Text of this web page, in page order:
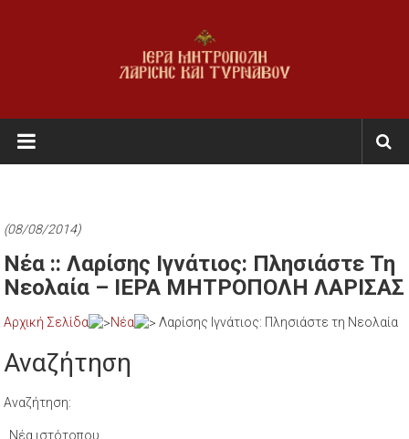
Ι.Μ.
Λαρίσης
Τυρνάβου
Εκκλησία
της
Ελλάδος
(08/08/2014)
Νέα :: Λαρίσης Ιγνάτιος: Πλησιάστε Τη
Νεολαία – ΙΕΡΑ ΜΗΤΡΟΠΟΛΗ ΛΑΡΙΣΑΣ
Αρχική Σελίδα Νέα Λαρίσης Ιγνάτιος: Πλησιάστε τη Νεολαία
Αναζήτηση
Αναζήτηση:
Νέα ιστότοπου